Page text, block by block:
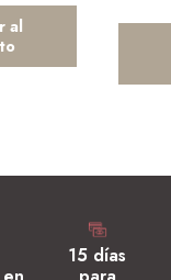
al
15 días